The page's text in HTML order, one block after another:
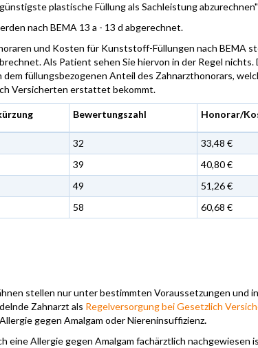
plastische Füllung als Sachleistung
nach BEMA 13 a - 13 d abgerechnet.
und Kosten für Kunststoff-Füllungen nach BEMA
Als Patient sehen Sie hiervon in der Regel
füllungsbezogenen Anteil des Zahnarzthonorars,
Versicherten erstattet bekommt.
Bewertungszahl Honorar/
32
33,48 €
39
40,80 €
49
51,26 €
58 60,68 €
stellen nur unter bestimmten Voraussetzungen und
Zahnarzt als Regelversorgung bei Gesetzlich
gegen Amalgam oder Niereninsuffizienz.
eine Allergie gegen Amalgam fachärztlich nachgewiesen